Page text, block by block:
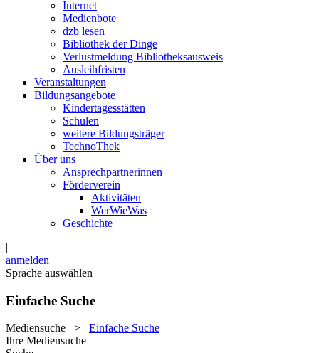
Internet
Medienbote
dzb lesen
Bibliothek der Dinge
Verlustmeldung Bibliotheksausweis
Ausleihfristen
Veranstaltungen
Bildungsangebote
Kindertagesstätten
Schulen
weitere Bildungsträger
TechnoThek
Über uns
Ansprechpartnerinnen
Förderverein
Aktivitäten
WerWieWas
Geschichte
|
anmelden
Sprache auswählen
Einfache Suche
Mediensuche > Einfache Suche
Ihre Mediensuche